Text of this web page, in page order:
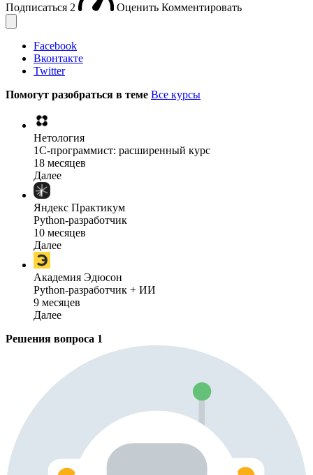
Подписаться 2 Оценить Комментировать
Facebook
Вконтакте
Twitter
Помогут разобраться в теме Все курсы
Нетология
1C-программист: расширенный курс
18 месяцев
Далее
Яндекс Практикум
Python-разработчик
10 месяцев
Далее
Академия Эдюсон
Python-разработчик + ИИ
9 месяцев
Далее
Решения вопроса 1